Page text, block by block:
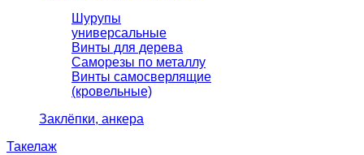
Шурупы
универсальные
Винты для дерева
Саморезы по металлу
Винты самосверлящие
(кровельные)
Заклёпки, анкера
Такелаж